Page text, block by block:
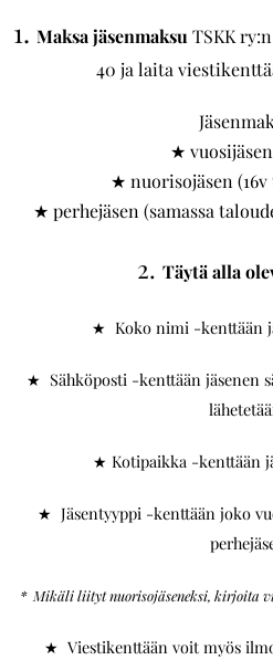
1. Maksa jäsenmaksuTSKK
40 ja laita
★
★ nuorisojäsen
★ perhejäsen (samassa
2. Täytä alla
★ Koko nimi -kenttään
★ Sähköposti -kenttään jäsenen
★ Kotipaikka -kenttään
★ Jäsentyyppi -kenttään joko
* Mikäli liityt nuorisojäseneksi, kirjoita
★ Viestikenttään voit myös